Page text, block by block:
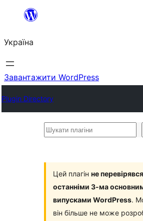
Перейти
вмісту
Україна
Завантажити WordPress
Plugin Directory
Шукати
Цей плагін не
останніми 3-ма
випусками WordPress.
він більше не може